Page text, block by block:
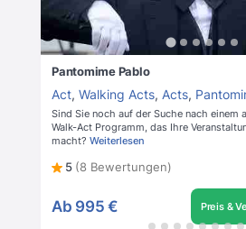
Pantomime Pablo
Act, Walking Acts, Acts,
Sind Sie noch auf der Suche nach einem
Walk-Act Programm, das Ihre
macht? Weiterlesen
5 (8 Bewertungen)
Ab 995 € Preis &